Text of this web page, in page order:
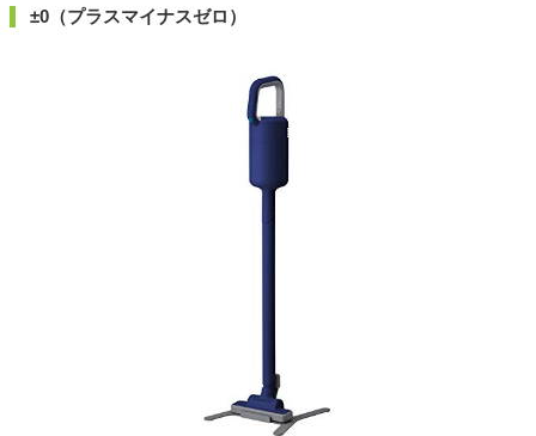
±0（プラスマイナスゼロ）